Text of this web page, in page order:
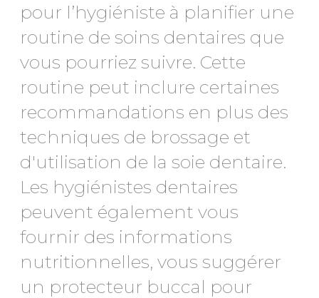
pour l’hygiéniste à planifier une
routine de soins dentaires que
vous pourriez suivre. Cette
routine peut inclure certaines
recommandations en plus des
techniques de brossage et
d'utilisation de la soie dentaire.
Les hygiénistes dentaires
peuvent également vous
fournir des informations
nutritionnelles, vous suggérer
un protecteur buccal pour